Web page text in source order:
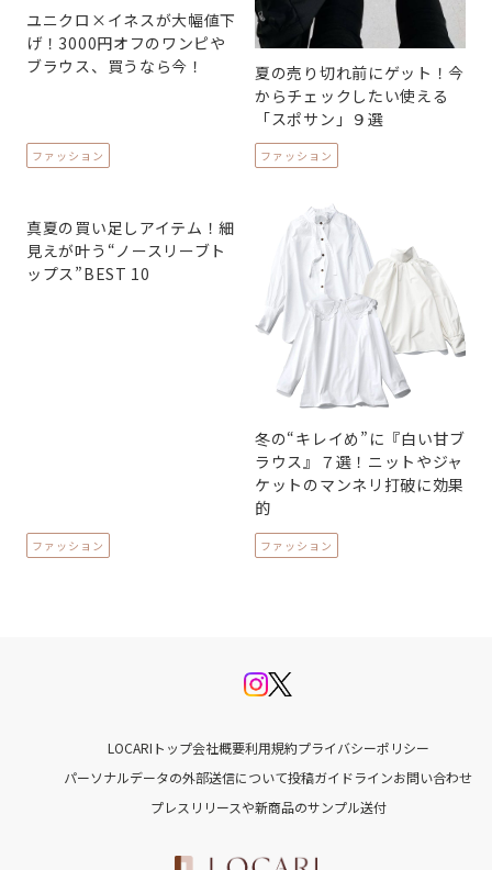
ユニクロ×イネスが大幅値下
げ！3000円オフのワンピや
ブラウス、買うなら今！
ファッション
夏の売り切れ前にゲット！今
からチェックしたい使える
「スポサン」９選
ファッション
真夏の買い足しアイテム！細
見えが叶う“ノースリーブト
ップス”BEST 10
ファッション
冬の“キレイめ”に『白い甘ブ
ラウス』７選！ニットやジャ
ケットのマンネリ打破に効果
的
ファッション
LOCARIトップ会社概要利用規約プライバシーポリシー
パーソナルデータの外部送信について投稿ガイドラインお問い合わせ
プレスリリースや新商品のサンプル送付